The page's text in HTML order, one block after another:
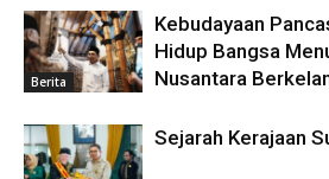
Berita
Kebudayaan
Hidup Bangsa
Nusantara
Sejarah Kerajaan